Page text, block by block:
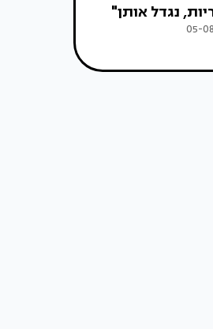
נגדל אותן"
05-